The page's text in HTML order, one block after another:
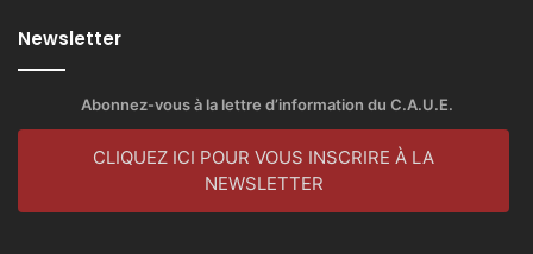
Newsletter
Abonnez-vous à la lettre d’information du C.A.U.E.
CLIQUEZ ICI POUR VOUS INSCRIRE À LA
NEWSLETTER